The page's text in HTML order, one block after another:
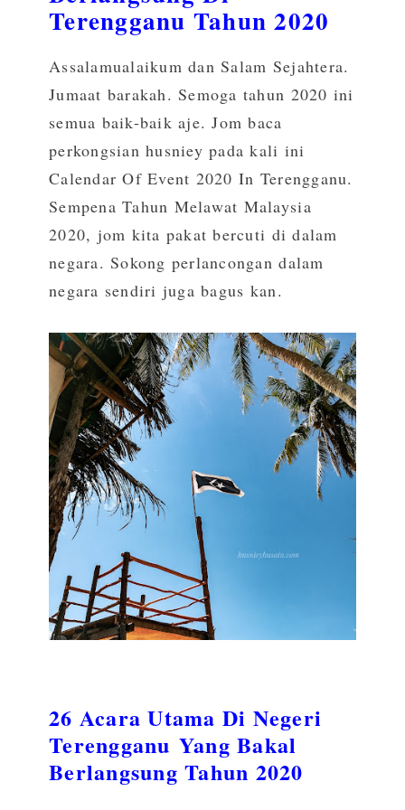
Terengganu Tahun 2020
Assalamualaikum dan Salam Sejahtera.
Jumaat barakah. Semoga tahun 2020 ini
semua baik-baik aje. Jom baca
perkongsian husniey pada kali ini
Calendar Of Event 2020 In Terengganu.
Sempena Tahun Melawat Malaysia
2020, jom kita pakat bercuti di dalam
negara. Sokong perlancongan dalam
negara sendiri juga bagus kan.
26 Acara Utama Di Negeri
Terengganu Yang Bakal
Berlangsung Tahun 2020